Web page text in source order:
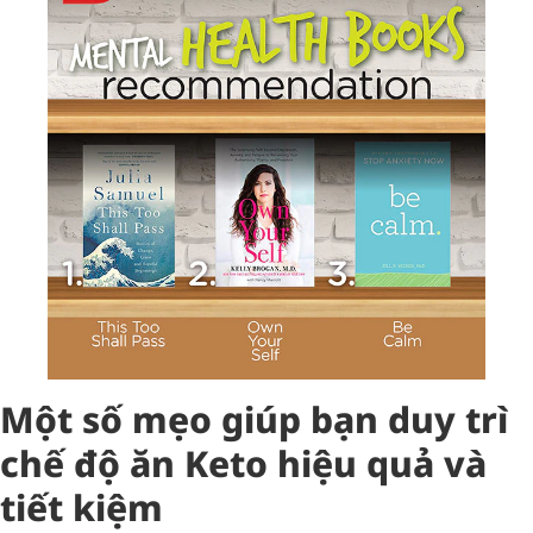
Một số mẹo giúp bạn duy trì
chế độ ăn Keto hiệu quả và
tiết kiệm